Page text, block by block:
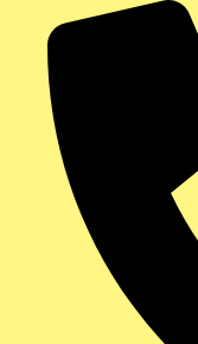
contenu